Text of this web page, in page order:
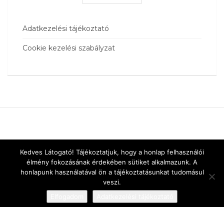
Adatkezelési tájékoztató
Cookie kezelési szabályzat
Kedves Látogató! Tájékoztatjuk, hogy a honlap felhasználói
élmény fokozásának érdekében sütiket alkalmazunk. A
honlapunk használatával ön a tájékoztatásunkat tudomásul
veszi.